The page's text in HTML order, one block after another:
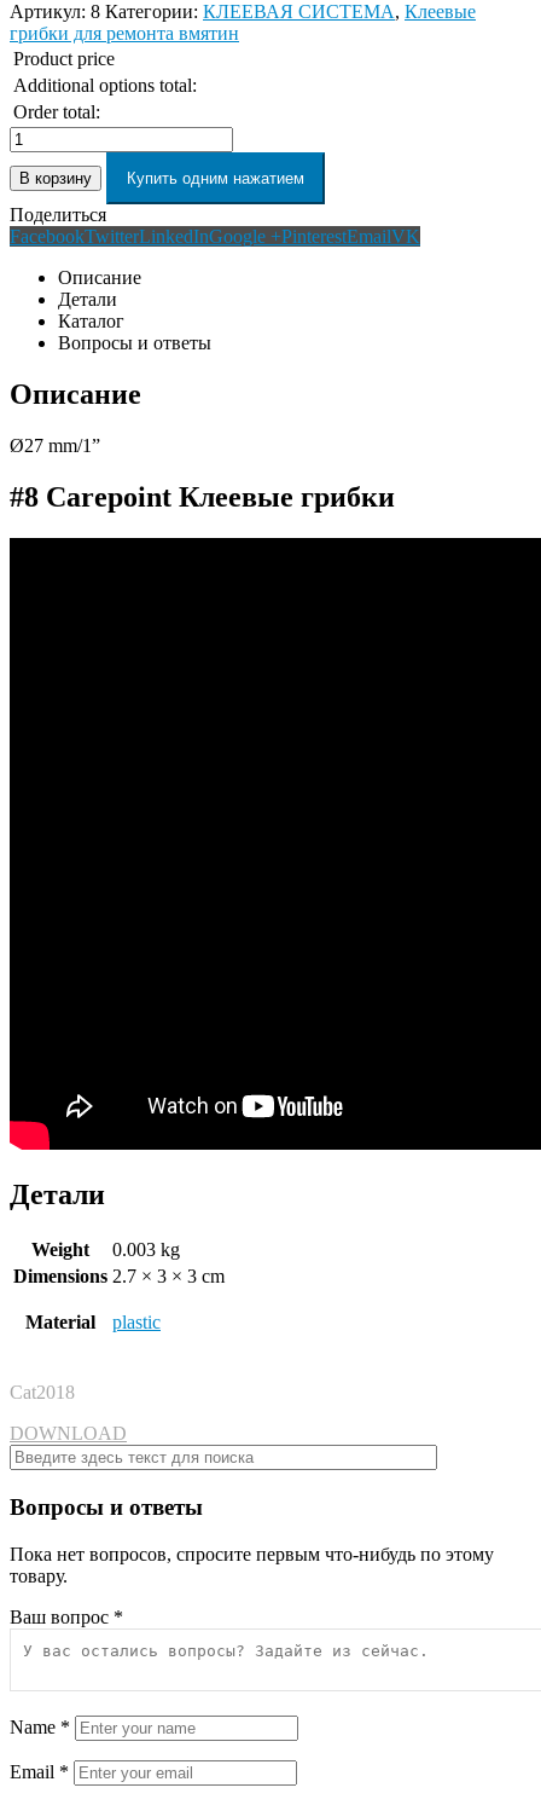
Артикул: 8 Категории: КЛЕЕВАЯ СИСТЕМА, Клеевые
грибки для ремонта вмятин
Product price
Additional options total:
Order total:
В корзину Купить одним нажатием
Поделиться
FacebookTwitterLinkedInGoogle +PinterestEmailVK
Описание
Детали
Каталог
Вопросы и ответы
Описание
Ø27 mm/1”
#8 Carepoint Клеевые грибки
Детали
Weight
0.003 kg
Dimensions 2.7 × 3 × 3 cm
Material plastic
Cat2018
DOWNLOAD
Вопросы и ответы
Пока нет вопросов, спросите первым что-нибудь по этому
товару.
Ваш вопрос *
Name *
Email *